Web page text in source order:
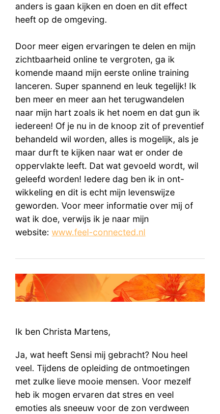
anders is gaan kijken en doen en dit effect
heeft op de omgeving.
Door meer eigen ervaringen te delen en mijn
zichtbaarheid online te vergroten, ga ik
komende maand mijn eerste online training
lanceren. Super spannend en leuk tegelijk! Ik
ben meer en meer aan het terugwandelen
naar mijn hart zoals ik het noem en dat gun ik
iedereen! Of je nu in de knoop zit of preventief
behandeld wil worden, alles is mogelijk, als je
maar durft te kijken naar wat er onder de
oppervlakte leeft. Dat wat gevoeld wordt, wil
geleefd worden! Iedere dag ben ik in ont-
wikkeling en dit is echt mijn levenswijze
geworden. Voor meer informatie over mij of
wat ik doe, verwijs ik je naar mijn
website:www.feel-connected.nl
Ik ben Christa Martens,
Ja, wat heeft Sensi mij gebracht? Nou heel
veel. Tijdens de opleiding de ontmoetingen
met zulke lieve mooie mensen. Voor mezelf
heb ik mogen ervaren dat stres en veel
emoties als sneeuw voor de zon verdween